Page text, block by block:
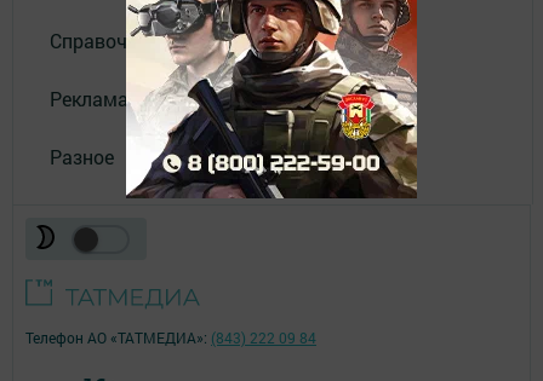
Справочник
Реклама
Разное
Телефон АО «ТАТМЕДИА»: (843) 222 09 84